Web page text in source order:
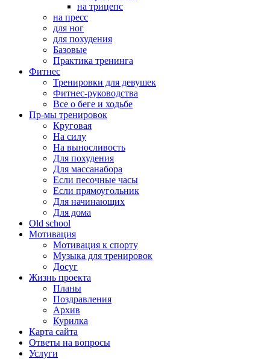
на трицепс
на пресс
для ног
для похудения
Базовые
Практика тренинга
Фитнес
Тренировки для девушек
Фитнес-руководства
Все о беге и ходьбе
Пр-мы тренировок
Круговая
На силу
На выносливость
Для похудения
Для массанабора
Если песочные часы
Если прямоугольник
Для начинающих
Для дома
Old school
Мотивация
Мотивация к спорту
Музыка для тренировок
Досуг
Жизнь проекта
Планы
Поздравления
Архив
Курилка
Карта сайта
Ответы на вопросы
Услуги